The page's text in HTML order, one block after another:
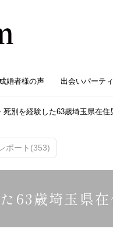
婚者様の声 出会いパーテ
死別を経験した63歳埼玉県在
ポート(353)
63歳埼玉県